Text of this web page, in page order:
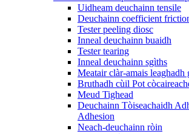
Uidheam deuchainn tensile
Deuchainn coefficient
Tester peeling diosc
Inneal deuchainn buaidh
Tester tearing
Inneal deuchainn sgìths
Meatair clàr-amais leaghadh
Bruthadh cùil Pot
Meud Tighead
Deuchainn Tòiseachaidh
Adhesion
Neach-deuchainn ròin